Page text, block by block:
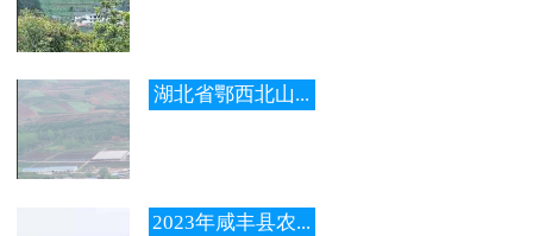
湖北省鄂西北山...
2023年咸丰县农...